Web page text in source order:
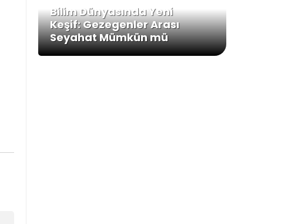
Bilim Dünyasında Yeni
Keşif: Gezegenler Arası
Seyahat Mümkün mü